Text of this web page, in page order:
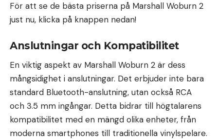
För att se de bästa priserna på Marshall Woburn 2
just nu, klicka på knappen nedan!
Anslutningar och Kompatibilitet
En viktig aspekt av Marshall Woburn 2 är dess
mångsidighet i anslutningar. Det erbjuder inte bara
standard Bluetooth-anslutning, utan också RCA
och 3.5 mm ingångar. Detta bidrar till högtalarens
kompatibilitet med en mängd olika enheter, från
moderna smartphones till traditionella vinylspelare.